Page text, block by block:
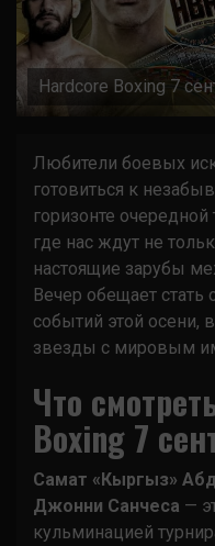
Hardcore Boxing 7
Любители боевых
готовиться к
горизонте очередной
где нас ждут не
настоящие зарубы
Вечер обещает
событий этой осени,
звезды с мировым
Что
Boxing 7
Самат «Кыргыз»
Джонни Санчеса —
кульминацией